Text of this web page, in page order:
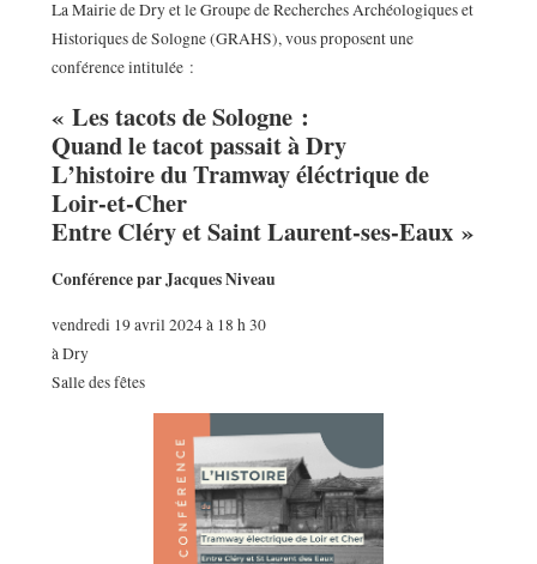
La Mairie de Dry et le Groupe de Recherches Archéologiques et
Historiques de Sologne (GRAHS), vous proposent une
conférence intitulée :
« Les tacots de Sologne :
Quand le tacot passait à Dry
L’histoire du Tramway éléctrique de
Loir-et-Cher
Entre Cléry et Saint Laurent-ses-Eaux »
Conférence par Jacques Niveau
vendredi 19 avril 2024 à 18 h 30
à Dry
Salle des fêtes